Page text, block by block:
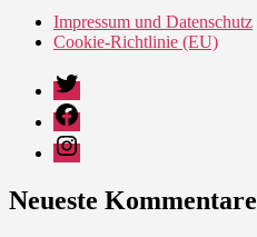
Impressum und Datenschutz
Cookie-Richtlinie (EU)
Twitter
Facebook
Instagram
Neueste Kommentare